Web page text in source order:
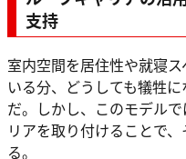
支持
室内空間を居住性や就寝
いる分、どうしても犠牲
だ。しかし、このモデル
リアを取り付けることで
る。